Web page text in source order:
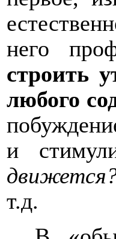
него
строить
любого
и
т.д.